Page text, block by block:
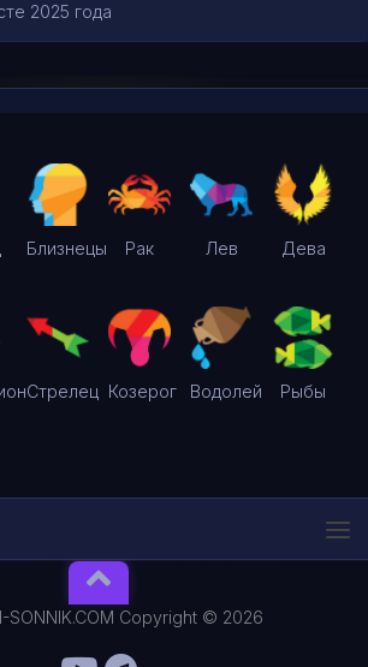
2025 года
Близнецы Рак Лев Дева
Стрелец Козерог Водолей Рыбы
SONNIK.COM Copyright © 2026